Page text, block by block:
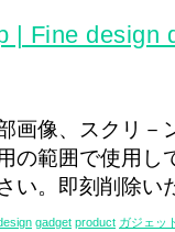
| Fine design
画像、スクリ－
の範囲で使用し
い。即刻削除い
gadget product ガジェッ